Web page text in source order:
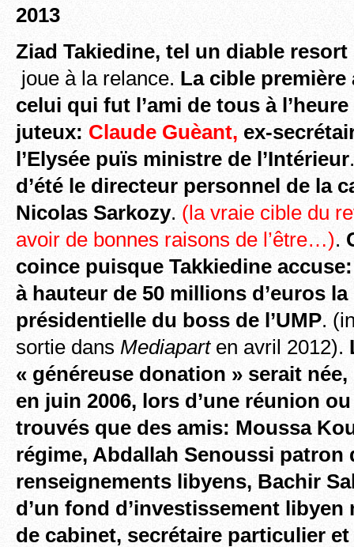
2013
Ziad Takiedine, tel un diable resort
joue à la relance. La cible première
celui qui fut l’ami de tous à
juteux: Claude Guèant, ex-
l’Elysée puïs ministre de l’Intérieur
d’été le directeur personnel de la
Nicolas Sarkozy. (la vraie cible du
avoir de bonnes raisons de l’être…).
coince puisque Takkiedine
à hauteur de 50 millions d’euros
présidentielle du boss de l’UMP.
sortie dans Mediaparten avril 2012).
« généreuse donation » serait
en juin 2006, lors d’une réunion
trouvés que des amis: Moussa
régime, Abdallah Senoussi patron
renseignements libyens, Bachir
d’un fond d’investissement
de cabinet, secrétaire particulier